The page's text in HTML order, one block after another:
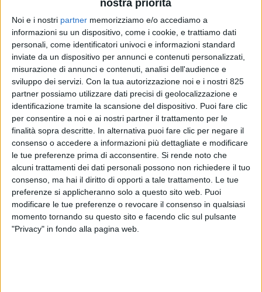
nostra priorità
Noi e i nostri partner memorizziamo e/o accediamo a
informazioni su un dispositivo, come i cookie, e trattiamo dati
personali, come identificatori univoci e informazioni standard
inviate da un dispositivo per annunci e contenuti personalizzati,
misurazione di annunci e contenuti, analisi dell'audience e
sviluppo dei servizi. Con la tua autorizzazione noi e i nostri 825
partner possiamo utilizzare dati precisi di geolocalizzazione e
identificazione tramite la scansione del dispositivo. Puoi fare clic
per consentire a noi e ai nostri partner il trattamento per le
finalità sopra descritte. In alternativa puoi fare clic per negare il
consenso o accedere a informazioni più dettagliate e modificare
le tue preferenze prima di acconsentire. Si rende noto che
alcuni trattamenti dei dati personali possono non richiedere il tuo
consenso, ma hai il diritto di opporti a tale trattamento. Le tue
preferenze si applicheranno solo a questo sito web. Puoi
modificare le tue preferenze o revocare il consenso in qualsiasi
momento tornando su questo sito e facendo clic sul pulsante
"Privacy" in fondo alla pagina web.
Traffici merci in calo (-3,7%)
nel primo semestre per il
polo logistica di Fs
TRASPORTI 7 AGOSTO 2025